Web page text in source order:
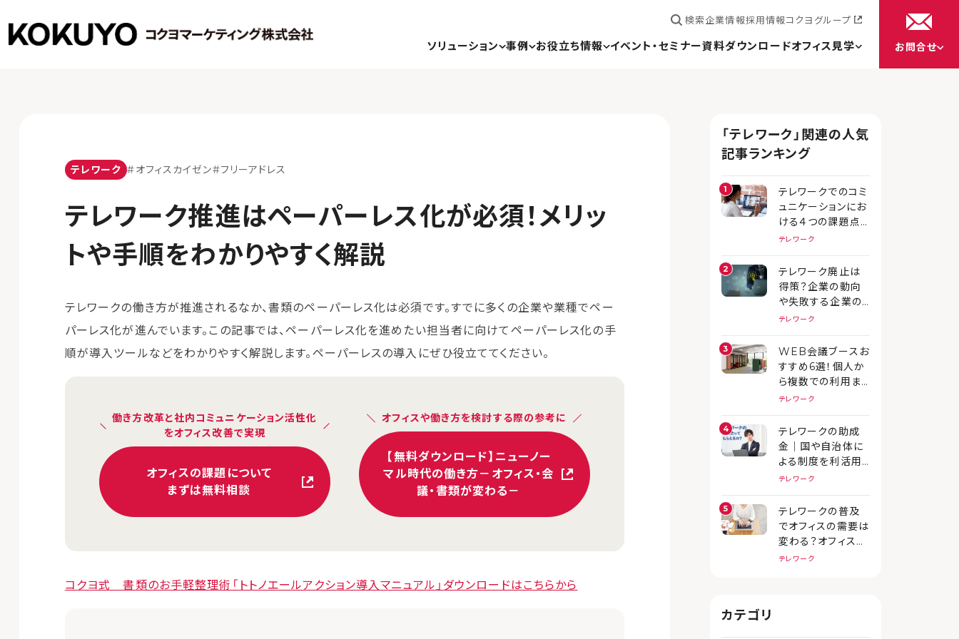
ソリューション 事例 お役立ち情報 イベント・セミナー資料ダウンロードオフィス見学
検索企業情報採用情報コクヨグループ
お問合せ
テレワーク #オフィスカイゼン#フリーアドレス
テレワーク推進はペーパーレス化が必須！メリッ
トや手順をわかりやすく解説
テレワークの働き方が推進されるなか、書類のペーパーレス化は必須です。すでに多くの企業や業種でペー
パーレス化が進んでいます。この記事では、ペーパーレス化を進めたい担当者に向けてペーパーレス化の手
順が導入ツールなどをわかりやすく解説します。ペーパーレスの導入にぜひ役立ててください。
働き方改革と社内コミュニケーション活性化
をオフィス改善で実現
オフィスの課題について
まずは無料相談
オフィスや働き方を検討する際の参考に
【無料ダウンロード】ニューノー
マル時代の働き方－オフィス・会
議・書類が変わる－
コクヨ式 書類のお手軽整理術「トトノエールアクション導入マニュアル」ダウンロードはこちらから
「テレワーク」関連の人気
記事ランキング
テレワークでのコミ
ュニケーションにお
ける４つの課題点
と解決策を紹介
テレワーク
テレワーク廃止は
得策？企業の動向
や失敗する企業の
特徴オフィスの在り
テレワーク
WEB会議ブースお
すすめ6選！個人か
ら複数での利用ま
で｜設置メリットや
底解説
テレワーク
テレワークの助成
金｜国や自治体に
よる制度を利活用
してテレワークを導
テレワーク
テレワークの普及
でオフィスの需要は
変わる？オフィスの
あり方や用意すべ
テレワーク
カテゴリ